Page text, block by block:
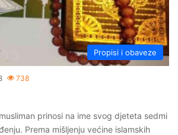
Propisi i obaveze
738
prinosi na ime svog djeteta sedmi
Prema mišljenju većine islamskih